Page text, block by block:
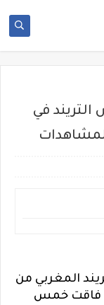
في
المغربي من
فاقت خمس